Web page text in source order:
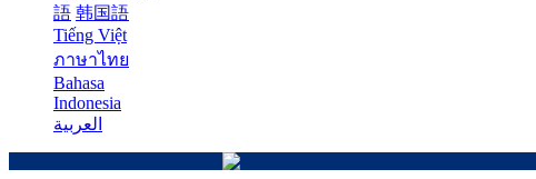
語 韩国語
Tiếng Việt
ภาษาไทย
Bahasa
Indonesia
العربية